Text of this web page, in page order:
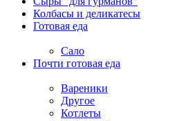
Колбасы и деликатесы
Готовая еда
Сало
Почти готовая еда
Вареники
Другое
Котлеты